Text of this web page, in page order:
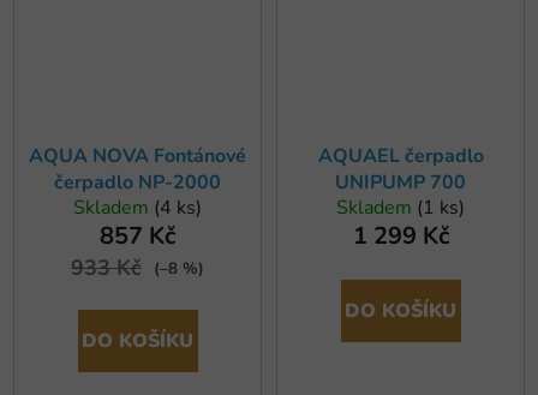
AQUA NOVA Fontánové
čerpadlo NP-2000
Skladem (4 ks)
857 Kč
933 Kč (–8 %)
DO KOŠÍKU
AQUAEL čerpadlo
UNIPUMP 700
Skladem (1 ks)
1 299 Kč
DO KOŠÍKU